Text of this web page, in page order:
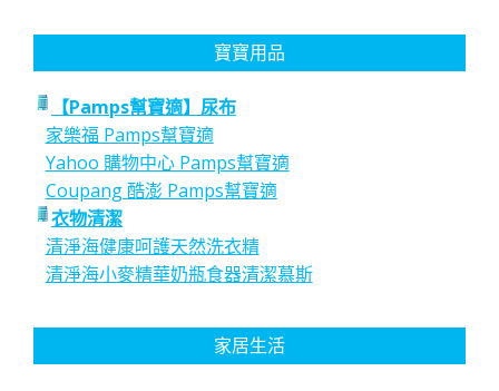
寶寶用品
【Pamps幫寶適】尿布
家樂福 Pamps幫寶適
Yahoo 購物中心 Pamps幫寶適
Coupang 酷澎 Pamps幫寶適
衣物清潔
清淨海健康呵護天然洗衣精
清淨海小麥精華奶瓶食器清潔慕斯
家居生活